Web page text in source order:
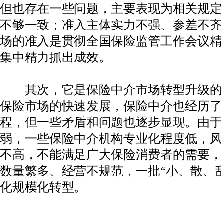
但也存在一些问题，主要表现为相关规
不够一致；准入主体实力不强、参差不
场的准入是贯彻全国保险监管工作会议
集中精力抓出成效。
其次，它是保险中介市场转型升级的
保险市场的快速发展，保险中介也经历
程，但一些矛盾和问题也逐步显现。由
弱，一些保险中介机构专业化程度低，
不高，不能满足广大保险消费者的需要
数量繁多、经营不规范，一批“小、散、
化规模化转型。